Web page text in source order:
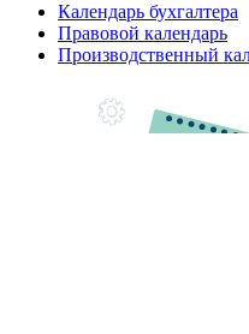
Календарь бухгалтера
Правовой календарь
Производственный